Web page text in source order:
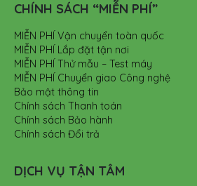
CHÍNH SÁCH “MIỄN PHÍ”
MIỄN PHÍ Vận chuyển toàn quốc
MIỄN PHÍ Lắp đặt tận nơi
MIỄN PHÍ Thử mẫu – Test máy
MIỄN PHÍ Chuyển giao Công nghệ
Bảo mật thông tin
Chính sách Thanh toán
Chính sách Bảo hành
Chính sách Đổi trả
DỊCH VỤ TẬN TÂM